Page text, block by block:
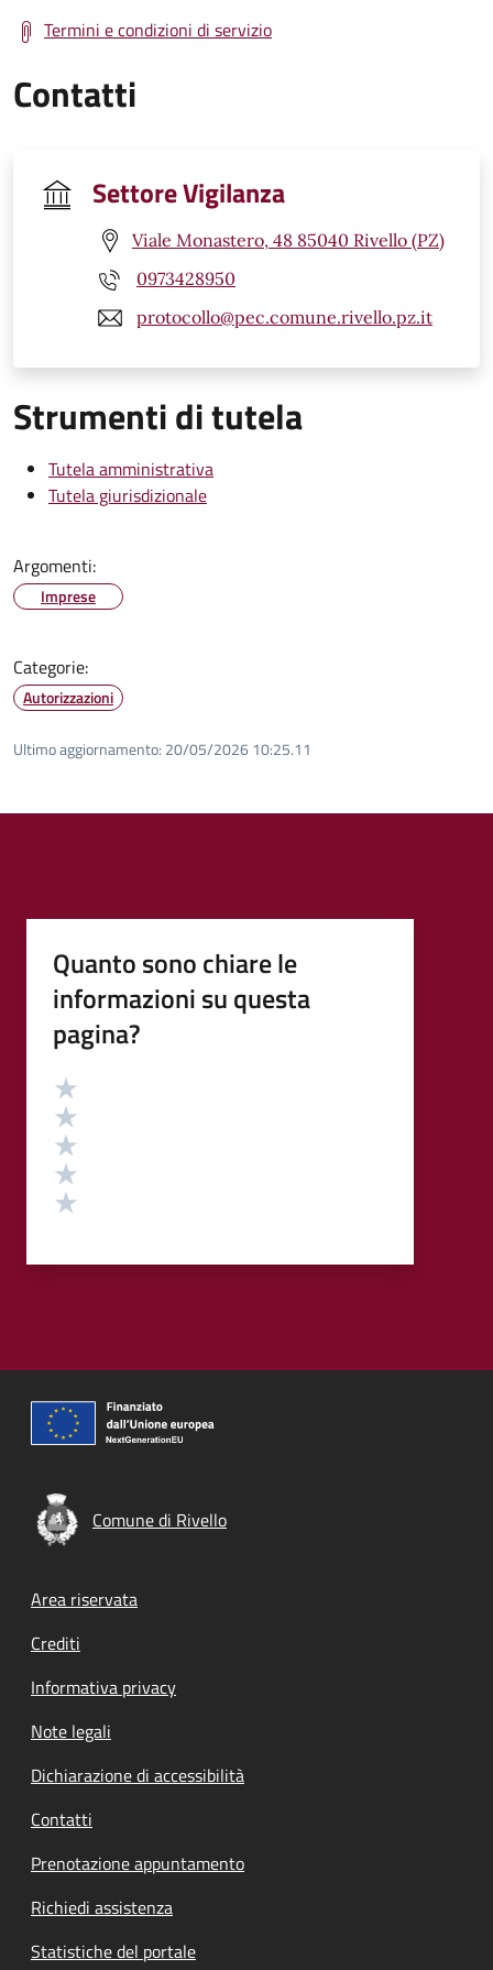
Termini e condizioni di servizio
Contatti
Settore Vigilanza
Viale Monastero, 48 85040 Rivello (PZ)
0973428950
protocollo@pec.comune.rivello.pz.it
Strumenti di tutela
Tutela amministrativa
Tutela giurisdizionale
Argomenti:
Imprese
Categorie:
Autorizzazioni
Ultimo aggiornamento: 20/05/2026 10:25.11
Quanto sono chiare le
informazioni su questa
pagina?
Valutazione
Comune di Rivello
Footer menu
Area riservata
Crediti
Informativa privacy
Note legali
Dichiarazione di accessibilità
Contatti
Prenotazione appuntamento
Richiedi assistenza
Statistiche del portale